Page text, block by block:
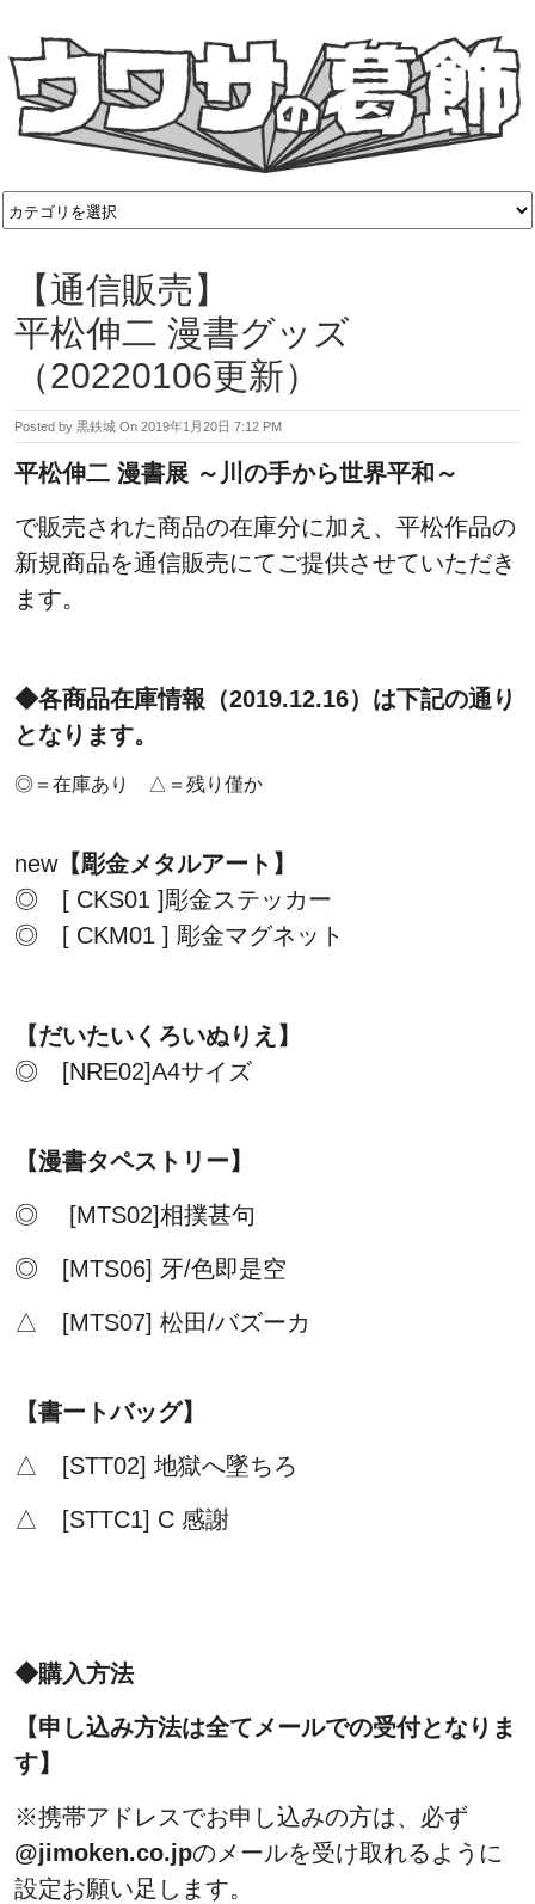
【通信販売】
平松伸二 漫書グッズ
（20220106更新）
Posted by 黒鉄城 On 2019年1月20日 7:12 PM
平松伸二 漫書展 ～川の手から世界平和～
で販売された商品の在庫分に加え、平松作品の
新規商品を通信販売にてご提供させていただき
ます。
◆各商品在庫情報（2019.12.16）は下記の通り
となります。
◎＝在庫あり △＝残り僅か
new【彫金メタルアート】
◎ [ CKS01 ]彫金ステッカー
◎ [ CKM01 ] 彫金マグネット
【だいたいくろいぬりえ】
◎ [NRE02]A4サイズ
【漫書タペストリー】
◎ [MTS02]相撲甚句
◎ [MTS06] 牙/色即是空
△ [MTS07] 松田/バズーカ
【書ートバッグ】
△ [STT02] 地獄へ墜ちろ
△ [STTC1] C 感謝
◆購入方法
【申し込み方法は全てメールでの受付となりま
す】
※携帯アドレスでお申し込みの方は、必ず
@jimoken.co.jpのメールを受け取れるように
設定お願い足します。